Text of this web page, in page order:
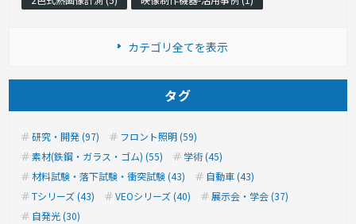
カテゴリ全てを表示
タグ
研究・開発 (97)
フロント照明 (59)
素材(鉄鋼・ガラス・ゴム) (55)
学術 (45)
材料試験・落下試験・衝突試験 (43)
自動車 (43)
Tシリーズ (43)
VEOシリーズ (40)
展示会・学会 (37)
自発光 (30)